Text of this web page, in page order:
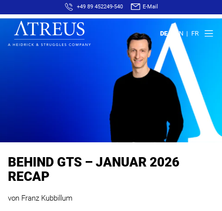
+49 89 452249-540 E-Mail
DE EN FR
BEHIND GTS – JANUAR 2026
RECAP
von Franz Kubbillum